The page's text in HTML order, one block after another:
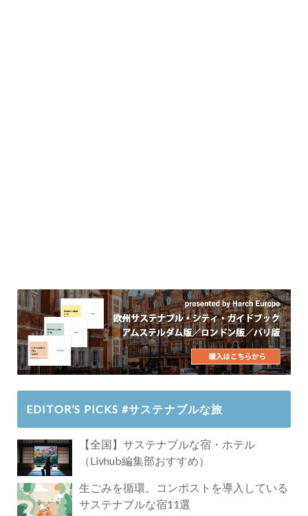
EDITOR’S PICKS #サステナブルな旅
【全国】サステナブルな宿・ホテル
（Livhub編集部おすすめ）
生ごみを循環。コンポストを導入している
サステナブルな宿11選